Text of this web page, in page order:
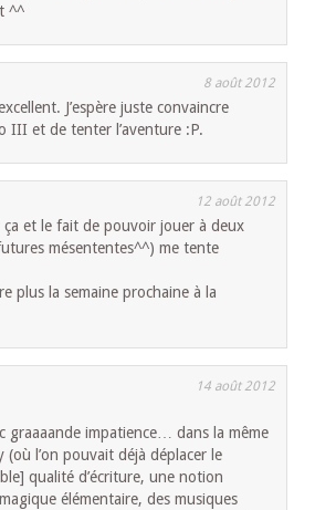
^^
8 août 2012
J’espère juste convaincre
III et de tenter l’aventure :P.
12 août 2012
ça et le fait de pouvoir jouer à deux
mésententes^^) me tente
plus la semaine prochaine à la
14 août 2012
graaaande impatience… dans la même
l’on pouvait déjà déplacer le
qualité d’écriture, une notion
élémentaire, des musiques